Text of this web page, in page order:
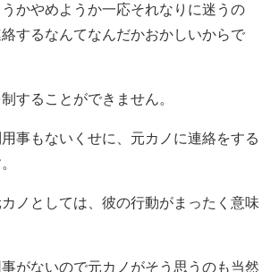
かやめようか一応それなりに迷うの
するなんてなんだかおかしいからで
することができません。
事もないくせに、元カノに連絡をする
ノとしては、彼の行動がまったく意味
がないので元カノがそう思うのも当然